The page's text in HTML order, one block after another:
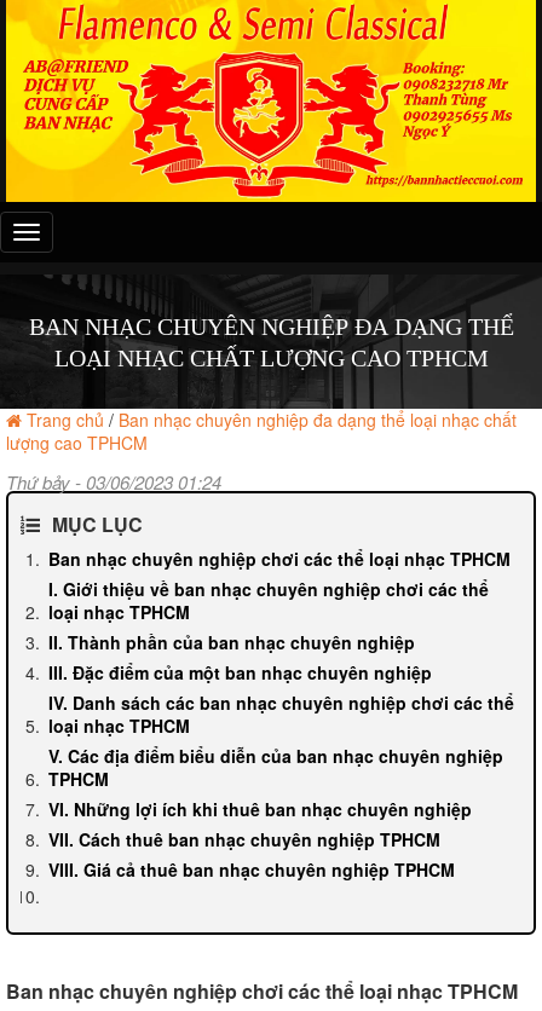
Đây
là
menu
BAN NHẠC CHUYÊN NGHIỆP ĐA DẠNG THỂ
LOẠI NHẠC CHẤT LƯỢNG CAO TPHCM
Trang chủ / Ban nhạc chuyên nghiệp đa dạng thể loại nhạc chất
lượng cao TPHCM
Thứ bảy - 03/06/2023 01:24
MỤC LỤC
Ban nhạc chuyên nghiệp chơi các thể loại nhạc TPHCM
I. Giới thiệu về ban nhạc chuyên nghiệp chơi các thể
loại nhạc TPHCM
II. Thành phần của ban nhạc chuyên nghiệp
III. Đặc điểm của một ban nhạc chuyên nghiệp
IV. Danh sách các ban nhạc chuyên nghiệp chơi các thể
loại nhạc TPHCM
V. Các địa điểm biểu diễn của ban nhạc chuyên nghiệp
TPHCM
VI. Những lợi ích khi thuê ban nhạc chuyên nghiệp
VII. Cách thuê ban nhạc chuyên nghiệp TPHCM
VIII. Giá cả thuê ban nhạc chuyên nghiệp TPHCM
Ban nhạc chuyên nghiệp chơi các thể loại nhạc TPHCM